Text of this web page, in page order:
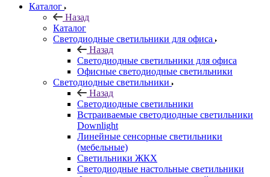
Каталог
Назад
Каталог
Светодиодные светильники для офиса
Назад
Светодиодные светильники для офиса
Офисные светодиодные светильники
Светодиодные светильники
Назад
Светодиодные светильники
Встраиваемые светодиодные светильники
Downlight
Линейные сенсорные светильники
(мебельные)
Светильники ЖКХ
Светодиодные настольные светильники